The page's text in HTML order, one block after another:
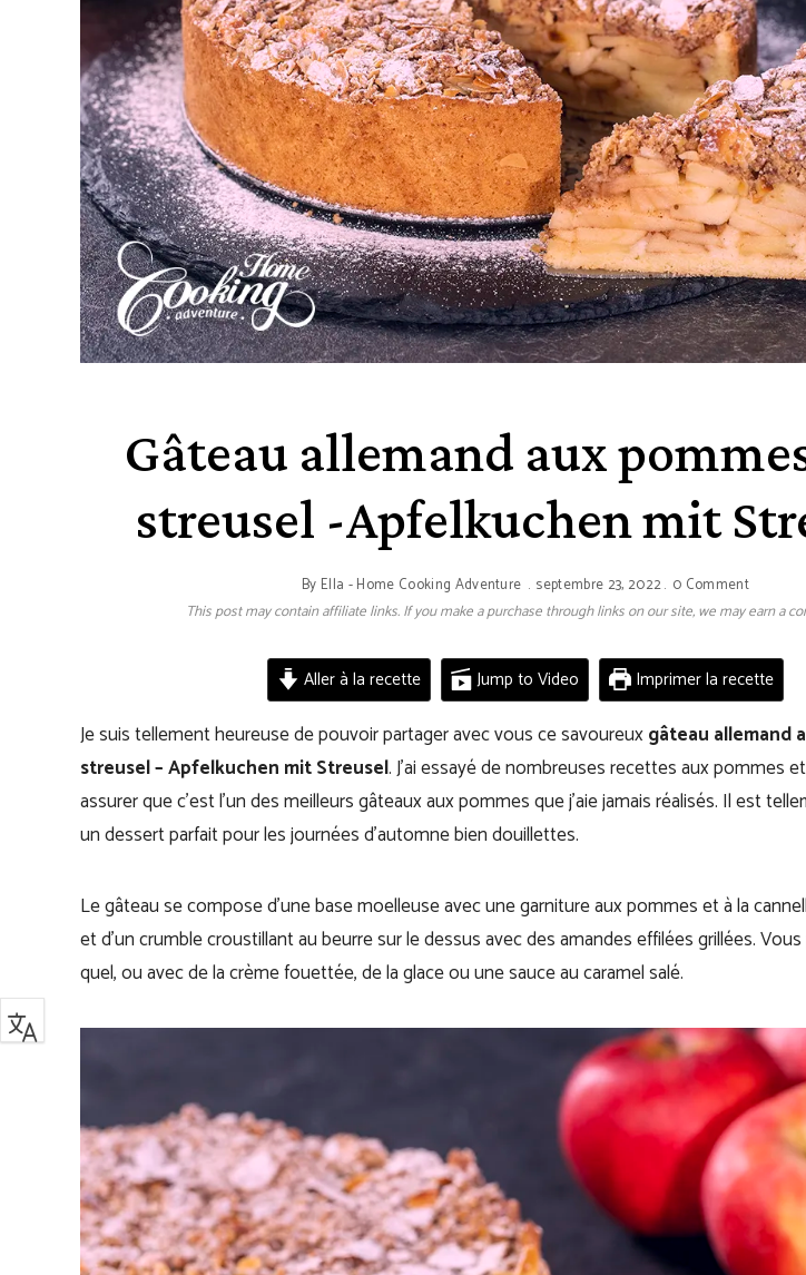
Gâteau allemand aux
streusel -Apfelkuchen mit
By Ella - Home Cooking Adventure septembre 23, 2022 0 Comment
This post may contain affiliate links. If you make a purchase through links on our site, we may earn a
Aller à la recette Jump to Video Imprimer la recette
Je suis tellement heureuse de pouvoir partager avec vous ce savoureuxgâteau allemand
streusel – Apfelkuchen mit Streusel. J’ai essayé de nombreuses recettes aux pommes
assurer que c’est l’un des meilleurs gâteaux aux pommes que j’aie jamais réalisés. Il est
un dessert parfait pour les journées d’automne bien douillettes.
Le gâteau se compose d’une base moelleuse avec une garniture aux pommes et à la
et d’un crumble croustillant au beurre sur le dessus avec des amandes effilées grillées.
quel, ou avec de la crème fouettée, de la glace ou une sauce au caramel salé.